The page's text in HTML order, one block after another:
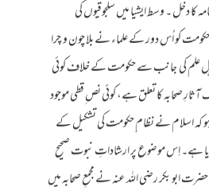
دخل ۔ وسط ایشیا میں سلجوقیوں کی
کو اُس دور کے علماء نے بلا چون و چرا
اہل علم کی جانب سے حکومت کے خلاف کوئی
صحابہ کا تعلق ہے، کوئی نص ِقطی موجود
اسلام نے نظام ِحکومت کی تشکیل کے
ہے۔ اِس موضوع پر ارشاداتِ نبوت صحیح
ابو بکر رضی اللہ عنہ نے مجمعِ صحابہ میں